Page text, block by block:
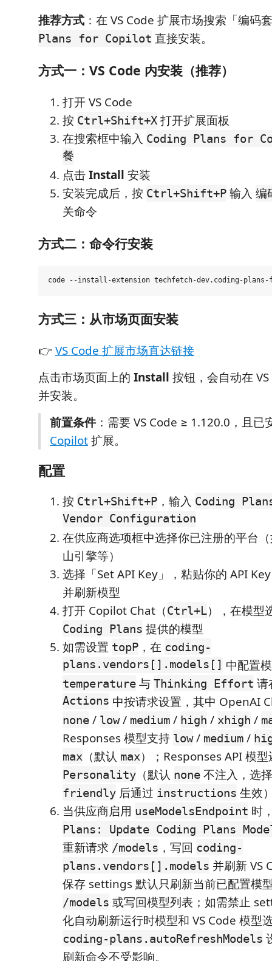
推荐方式 ：在 VS Code 扩展市场搜索「编码
Plans for Copilot 直接安装。
方式一：VS Code 内安装（推荐）
打开 VS Code
按 Ctrl+Shift+X 打开扩展面板
在搜索框中输入 Coding Plans for
餐
点击Install 安装
安装完成后，按 Ctrl+Shift+P 输入 编
关命令
方式二：命令行安装
方式三：从市场页面安装
👉VS Code 扩展市场直达链接
点击市场页面上的 Install 按钮，会自动在
并安装。
前置条件 ：需要 VS Code ≥ 1.120.0，且已
Copilot扩展。
配置
按 Ctrl+Shift+P ，输入 Coding
Vendor Configuration
在供应商选项框中选择你已注册的平台
山引擎等）
选择「Set API Key」，粘贴你的 API
并刷新模型
打开 Copilot Chat（Ctrl+L），在模型
Coding Plans 提供的模型
如需设置 topP ，在 coding-
plans.vendors[].models[] 中配置
temperature 与 Thinking Effort 请
Actions 中按请求设置，其中 OpenAI
none / low/ medium / high / xhigh /
Responses 模型支持 low/ medium /
max （默认 max）；Responses API 模
Personality （默认 none 不注入，选
friendly 后通过 instructions 生效
当供应商启用 useModelsEndpoint 时
Plans: Update Coding Plans
重新请求 /models ，写回 coding-
plans.vendors[].models 并刷新 VS
保存 settings 默认只刷新当前已配置模
/models 或写回模型列表；如需禁止
化自动刷新运行时模型和 VS Code 模型
coding-plans.autoRefreshModels
刷新命令不受影响。